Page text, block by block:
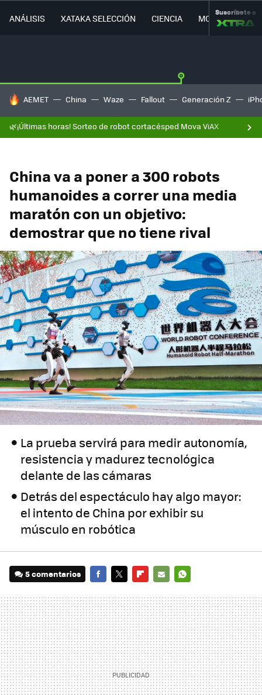
ANÁLISIS XATAKA SELECCIÓN CIENCIA MOVILIDAD
Suscríbete a
HOY SE HABLA DE
AEMET China Waze Fallout Generación Z
🌿¡Últimas horas! Sorteo de robot cortacésped Mova ViAX
China va a poner a 300 robots
humanoides a correr una media
maratón con un objetivo:
demostrar que no tiene rival
La prueba servirá para medir autonomía,
resistencia y madurez tecnológica
delante de las cámaras
Detrás del espectáculo hay algo mayor:
el intento de China por exhibir su
músculo en robótica
5 comentarios
MAIL